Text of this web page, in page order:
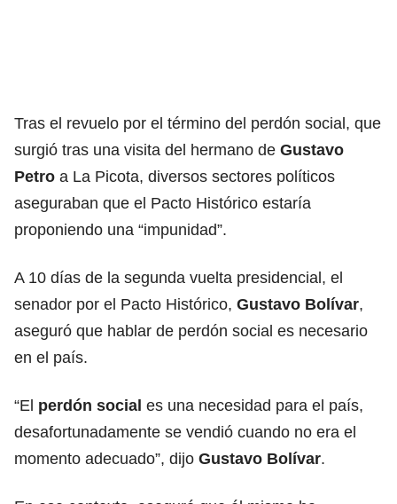
Tras el revuelo por el término del perdón social, que
surgió tras una visita del hermano de Gustavo
Petro a La Picota, diversos sectores políticos
aseguraban que el Pacto Histórico estaría
proponiendo una “impunidad”.
A 10 días de la segunda vuelta presidencial, el
senador por el Pacto Histórico, Gustavo Bolívar,
aseguró que hablar de perdón social es necesario
en el país.
“El perdón social es una necesidad para el país,
desafortunadamente se vendió cuando no era el
momento adecuado”, dijo Gustavo Bolívar.